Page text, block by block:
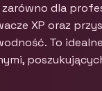
dla
XP oraz
To